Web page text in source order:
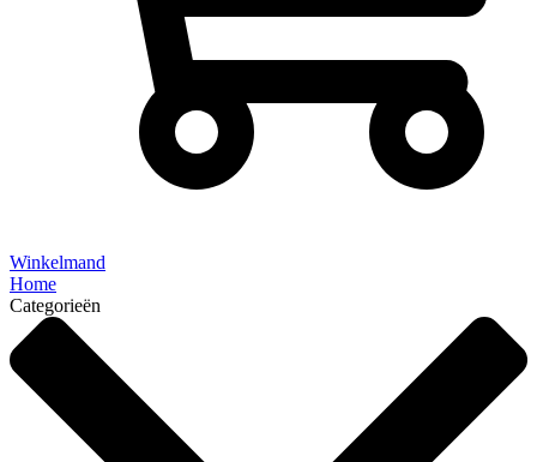
Winkelmand
Home
Categorieën